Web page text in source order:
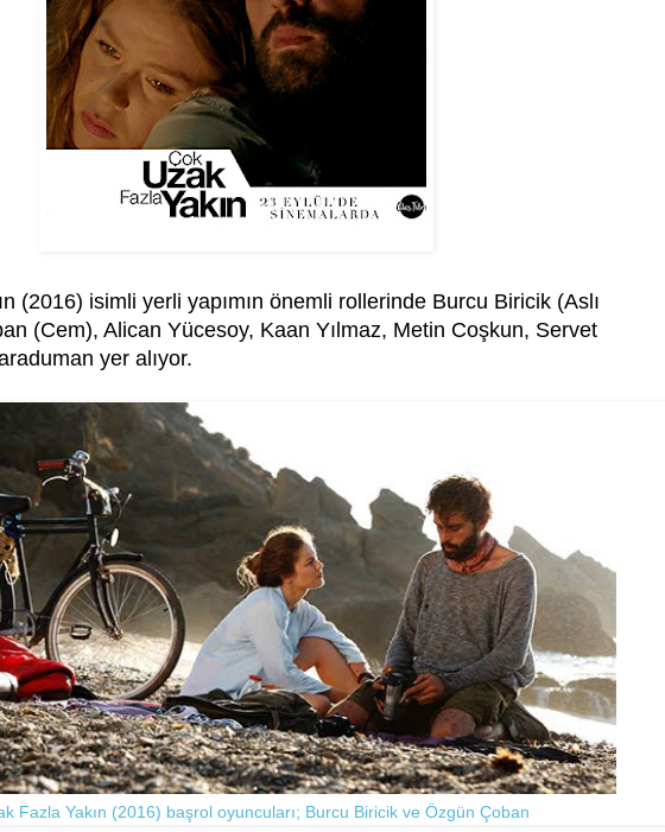
(2016) isimli yerli yapımın önemli rollerinde Burcu Biricik (Aslı
(Cem), Alican Yücesoy, Kaan Yılmaz, Metin Coşkun, Servet
yer alıyor.
Fazla Yakın (2016) başrol oyuncuları; Burcu Biricik ve Özgün Çoban